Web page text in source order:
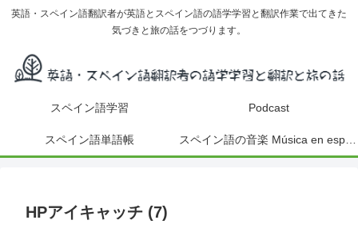
英語・スペイン語翻訳者が英語とスペイン語の語学学習と翻訳作業で出てきた
気づきと旅の話をつづります。
スペイン語学習 Podcast
スペイン語単語帳
HPアイキャッチ (7)